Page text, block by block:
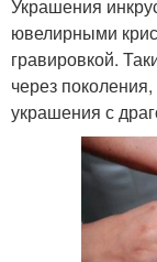
Украшения
ювелирными
гравировкой.
через
украшения с